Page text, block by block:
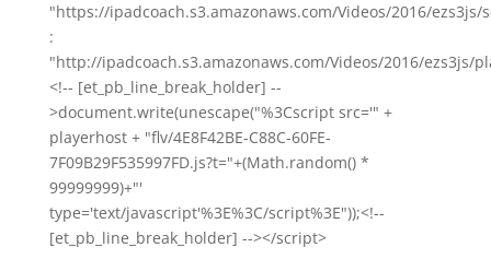
"https://ipadcoach.s3.amazonaws.com/Videos/2016/ezs3js/
:
"http://ipadcoach.s3.amazonaws.com/Videos/2016/ezs3js/
<!-- [et_pb_line_break_holder] --
>document.write(unescape("%3Cscript src='" +
playerhost + "flv/4E8F42BE-C88C-60FE-
7F09B29F535997FD.js?t="+(Math.random() *
99999999)+"'
type='text/javascript'%3E%3C/script%3E"));<!--
[et_pb_line_break_holder] --></script>